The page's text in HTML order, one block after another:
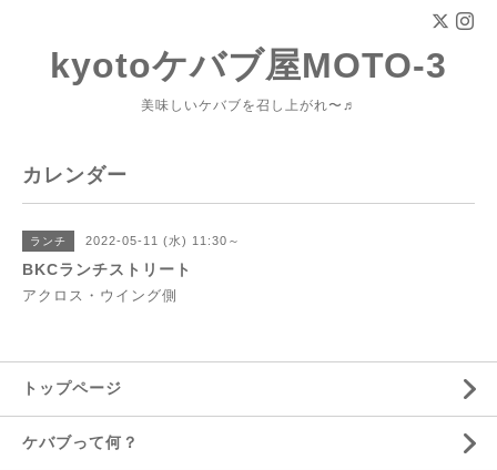
kyotoケバブ屋MOTO-3
美味しいケバブを召し上がれ〜♬
カレンダー
ランチ 2022-05-11 (水) 11:30～
BKCランチストリート
アクロス・ウイング側
トップページ
ケバブって何？